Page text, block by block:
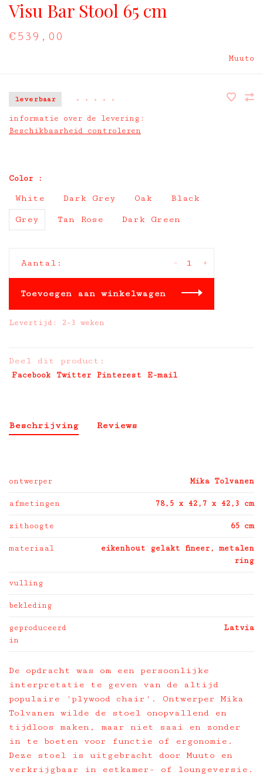
Visu Bar Stool 65 cm
€539,00
Muuto
leverbaar • • • • •
informatie over de levering:
Beschikbaarheid controleren
Color :
White Dark Grey Oak Black
Grey Tan Rose Dark Green
Aantal: +
-
Toevoegen aan winkelwagen
Levertijd: 2-3 weken
Deel dit product:
Facebook Twitter Pinterest E-mail
Beschrijving Reviews
ontwerper Mika Tolvanen
afmetingen 78,5 x 42,7 x 42,3 cm
zithoogte 65 cm
materiaal
eikenhout gelakt fineer, metalen
ring
vulling
bekleding
geproduceerd
in
Latvia
De opdracht was om een persoonlijke
interpretatie te geven van de altijd
populaire 'plywood chair'. Ontwerper Mika
Tolvanen wilde de stoel onopvallend en
tijdloos maken, maar niet saai en zonder
in te boeten voor functie of ergonomie.
Deze stoel is uitgebracht door Muuto en
verkrijgbaar in eetkamer- of loungeversie.